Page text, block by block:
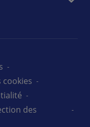
cookies
des